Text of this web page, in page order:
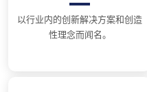
以行业内的创新解决方案和创造
性理念而闻名。